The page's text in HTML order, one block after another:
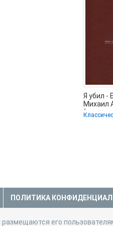
Я убил -
Михаил
(книги
ПОЛИТИКА
его